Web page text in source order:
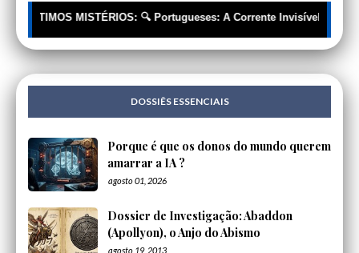
ÚLTIMOS MISTÉRIOS: 🔍 Portugueses: A Corrente Invisível que nos
DOSSIÊS ESSENCIAIS
Porque é que os donos do mundo querem
amarrar a IA ?
agosto 01, 2026
Dossier de Investigação: Abaddon
(Apollyon), o Anjo do Abismo
agosto 19, 2013